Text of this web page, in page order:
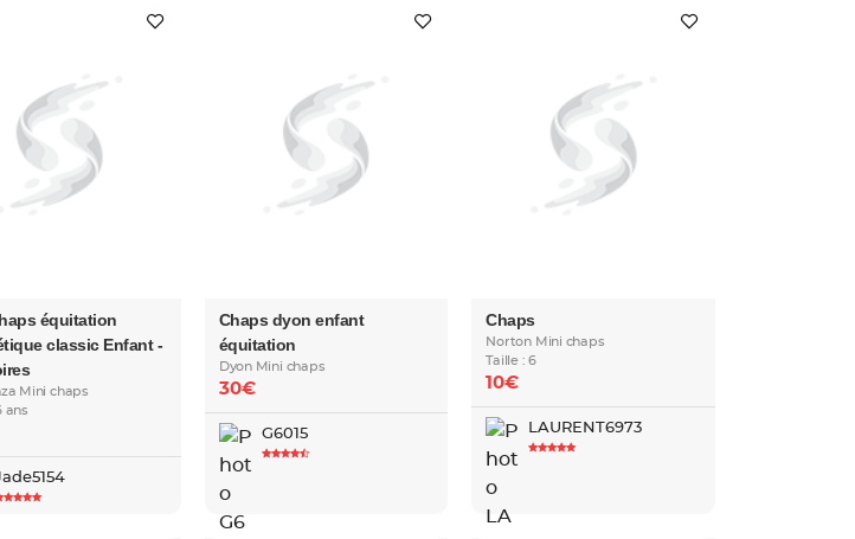
équitation
classic Enfant -
Mini chaps
ans
Chaps dyon enfant
équitation
Dyon Mini chaps
30€
G6015
Chaps
Norton Mini chaps
Taille : 6
10€
LAURENT6973